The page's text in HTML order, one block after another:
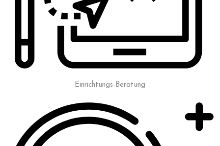
Einrichtungs-Beratung